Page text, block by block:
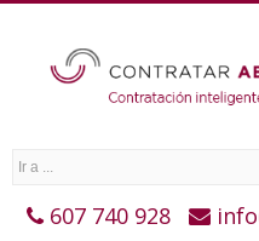
607 740 928